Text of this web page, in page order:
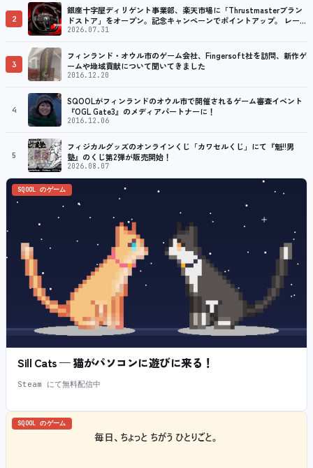
2
銀座十字屋ディリゲント事業部、楽天市場に「Thrustmasterブラン
ドストア」をオープン。記念キャンペーンでポイントアップ。 レーシ
ング／フライトシム向けコントローラーを中心に、幅広くラインナッ
2026.07.31
3
フィンランド・オウル市のゲーム会社、Fingersoft社を訪問、新作ゲ
ームや地域貢献について聞いてきました
2016.12.20
4
SQOOLがフィンランドのオウル市で開催されるゲーム審査イベント
『OGL Gate3』のメディアパートナーに！
2016.12.06
5
フィジカルグッズのオンラインくじ「カワセルくじ」にて『魁!!男
塾』のくじ第2弾が販売開始！
2026.08.07
SQOOL のゲーム
Sill Cats — 猫がパソコンに遊びに来る！
Steam にて無料配信中
SQOOL のゲーム